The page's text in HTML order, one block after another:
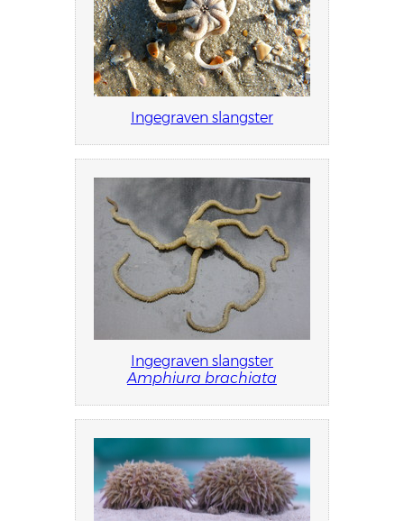
Ingegraven slangster
Ingegraven slangster
Amphiura brachiata